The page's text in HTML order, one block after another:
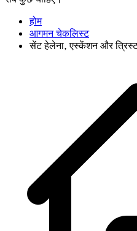
होम
आगमन चेकलिस्ट
सेंट हेलेना, एस्केंशन और